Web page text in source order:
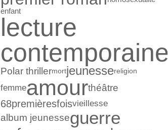
enfant
lecture
contemporaine
Polar thrillermortjeunessereligion
femmeamourthéâtre
68premièresfoisvieillesse
album jeunesseguerre